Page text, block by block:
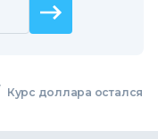
Курс доллара остался